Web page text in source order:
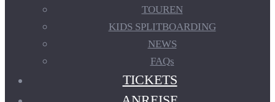
TOUREN
KIDS SPLITBOARDING
NEWS
FAQs
TICKETS